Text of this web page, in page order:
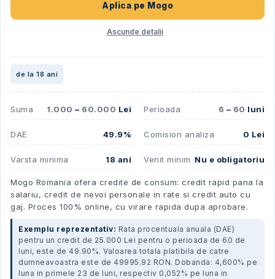
Aplica pe Mogo
Ascunde detalii
de la 18 ani
Suma 1.000 – 60.000 Lei Perioada 6 – 60 luni
DAE 49.9% Comision analiza 0 Lei
Varsta minima 18 ani Venit minim Nu e obligatoriu
Mogo Romania ofera credite de consum: credit rapid pana la
salariu, credit de nevoi personale in rate si credit auto cu
gaj. Proces 100% online, cu virare rapida dupa aprobare.
Exemplu reprezentativ: Rata procentuala anuala (DAE)
pentru un credit de 25.000 Lei pentru o perioada de 60 de
luni, este de 49.90%. Valoarea totala platibila de catre
dumneavoastra este de 49995.92 RON. Dobanda: 4,600% pe
luna in primele 23 de luni, respectiv 0,052% pe luna in